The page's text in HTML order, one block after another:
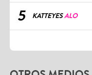
5 KATTEYESALO